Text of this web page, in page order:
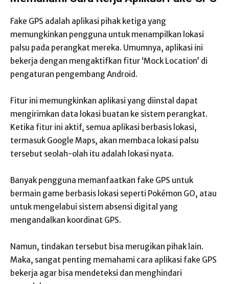
Fake GPS adalah aplikasi pihak ketiga yang
memungkinkan pengguna untuk menampilkan lokasi
palsu pada perangkat mereka. Umumnya, aplikasi ini
bekerja dengan mengaktifkan fitur ‘Mock Location’ di
pengaturan pengembang Android.
Fitur ini memungkinkan aplikasi yang diinstal dapat
mengirimkan data lokasi buatan ke sistem perangkat.
Ketika fitur ini aktif, semua aplikasi berbasis lokasi,
termasuk Google Maps, akan membaca lokasi palsu
tersebut seolah-olah itu adalah lokasi nyata.
Banyak pengguna memanfaatkan fake GPS untuk
bermain game berbasis lokasi seperti Pokémon GO, atau
untuk mengelabui sistem absensi digital yang
mengandalkan koordinat GPS.
Namun, tindakan tersebut bisa merugikan pihak lain.
Maka, sangat penting memahami cara aplikasi fake GPS
bekerja agar bisa mendeteksi dan menghindari